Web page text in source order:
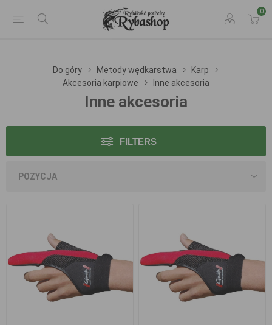
0
Do góry Metody wędkarstwa
Karp
Akcesoria karpiowe
Inne akcesoria
Inne akcesoria
FILTERS